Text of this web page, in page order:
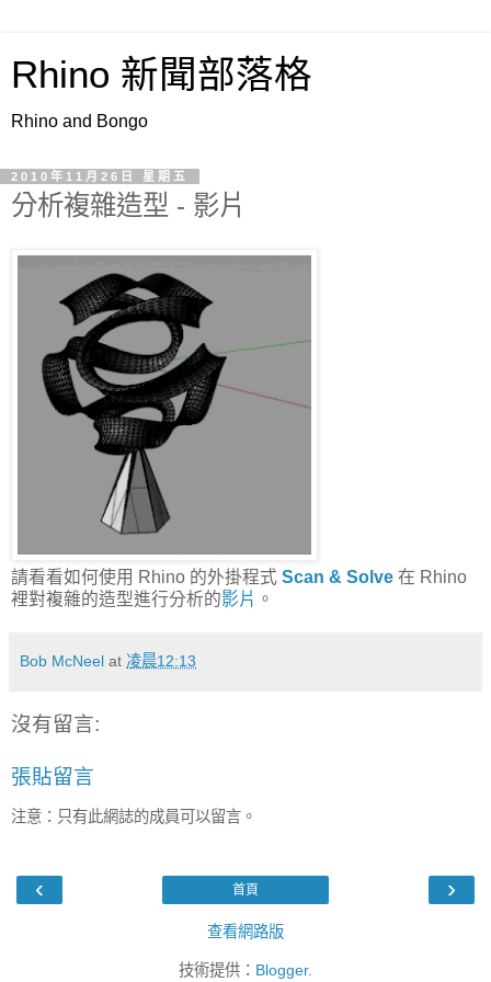
Rhino 新聞部落格
Rhino and Bongo
2010年11月26日 星期五
分析複雜造型 - 影片
請看看如何使用 Rhino 的外掛程式 Scan & Solve 在 Rhino
裡對複雜的造型進行分析的影片 。
Bob McNeel at 凌晨12:13
沒有留言:
張貼留言
注意：只有此網誌的成員可以留言。
‹ ›
首頁
查看網路版
技術提供： Blogger.